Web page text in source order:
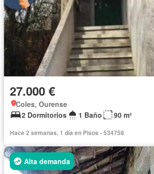
27.000 €
Coles, Ourense
2 Dormitorios
1 Baño 90 m²
Hace 2 semanas, 1 día en Pisos - 534758
Alta demanda